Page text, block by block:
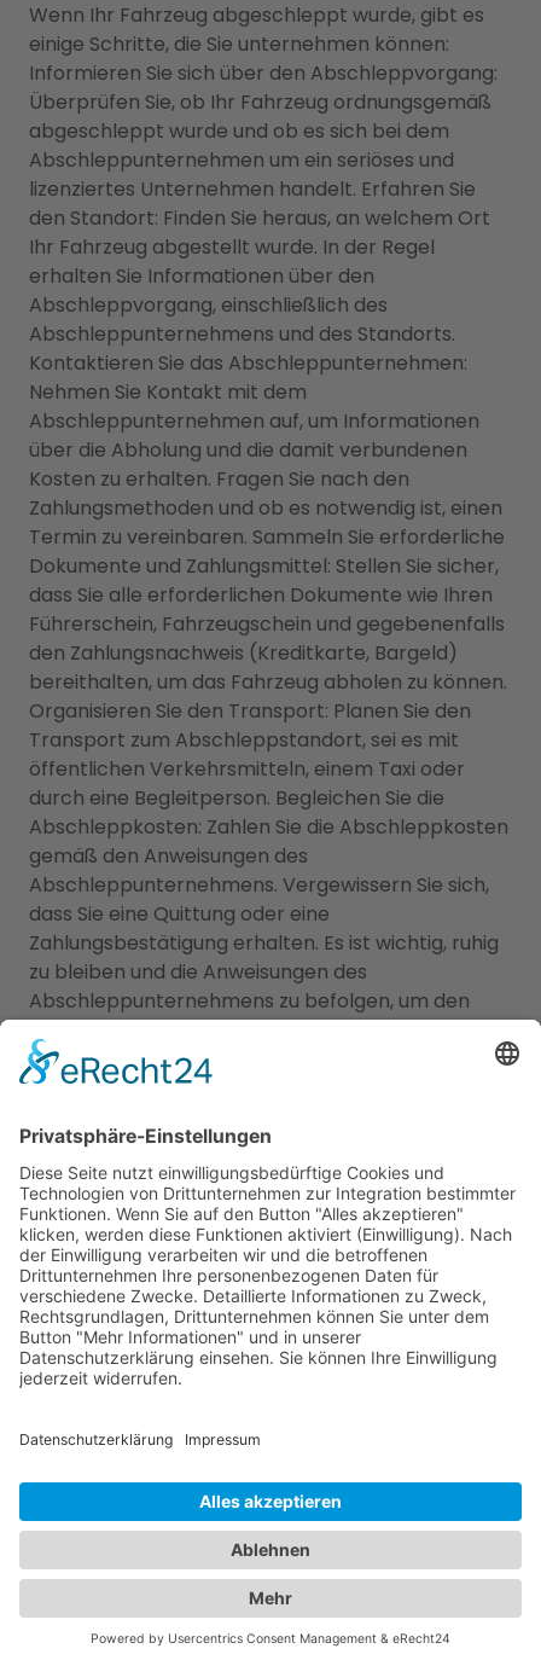
Wenn Ihr Fahrzeug abgeschleppt wurde, gibt es
einige Schritte, die Sie unternehmen können:
Informieren Sie sich über den Abschleppvorgang:
Überprüfen Sie, ob Ihr Fahrzeug ordnungsgemäß
abgeschleppt wurde und ob es sich bei dem
Abschleppunternehmen um ein seriöses und
lizenziertes Unternehmen handelt. Erfahren Sie
den Standort: Finden Sie heraus, an welchem Ort
Ihr Fahrzeug abgestellt wurde. In der Regel
erhalten Sie Informationen über den
Abschleppvorgang, einschließlich des
Abschleppunternehmens und des Standorts.
Kontaktieren Sie das Abschleppunternehmen:
Nehmen Sie Kontakt mit dem
Abschleppunternehmen auf, um Informationen
über die Abholung und die damit verbundenen
Kosten zu erhalten. Fragen Sie nach den
Zahlungsmethoden und ob es notwendig ist, einen
Termin zu vereinbaren. Sammeln Sie erforderliche
Dokumente und Zahlungsmittel: Stellen Sie sicher,
dass Sie alle erforderlichen Dokumente wie Ihren
Führerschein, Fahrzeugschein und gegebenenfalls
den Zahlungsnachweis (Kreditkarte, Bargeld)
bereithalten, um das Fahrzeug abholen zu können.
Organisieren Sie den Transport: Planen Sie den
Transport zum Abschleppstandort, sei es mit
öffentlichen Verkehrsmitteln, einem Taxi oder
durch eine Begleitperson. Begleichen Sie die
Abschleppkosten: Zahlen Sie die Abschleppkosten
gemäß den Anweisungen des
Abschleppunternehmens. Vergewissern Sie sich,
dass Sie eine Quittung oder eine
Zahlungsbestätigung erhalten. Es ist wichtig, ruhig
zu bleiben und die Anweisungen des
Abschleppunternehmens zu befolgen, um den
auch Ihre örtlichen Vorschriften und Gesetze
bezüglich des Abschleppens von Fahrzeugen, um
verstehen.
Finden Sie den passenden
Abschleppdienst und das
ideale Hotel - Unser
Branchenportal macht es
möglich
In unserem umfassenden Branchenportal finden
zuverlässige Abschleppdienste, sondern auch eine
Aufenthalt. Wir bieten Ihnen eine vielfältige
Plattform, um sowohl bei Fahrzeugpannen als
auch bei der Suche nach der perfekten Unterkunft
bestens informiert zu sein. Egal ob Sie geschäftlich
oder privat unterwegs sind, unser Branchenportal
präsentiert Ihnen eine Vielzahl von Hotels in